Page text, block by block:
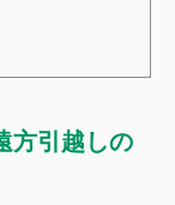
方引越しの